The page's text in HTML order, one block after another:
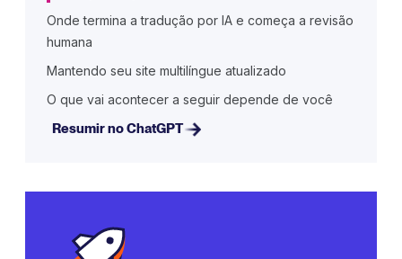
Onde termina a tradução por IA e começa a revisão
humana
Mantendo seu site multilíngue atualizado
O que vai acontecer a seguir depende de você
Resumir no ChatGPT